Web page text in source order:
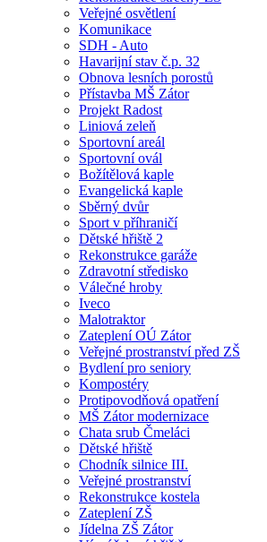
Veřejné osvětlení
Komunikace
SDH - Auto
Havarijní stav č.p. 32
Obnova lesních porostů
Přístavba MŠ Zátor
Projekt Radost
Liniová zeleň
Sportovní areál
Sportovní ovál
Božítělová kaple
Evangelická kaple
Sběrný dvůr
Sport v příhraničí
Dětské hřiště 2
Rekonstrukce garáže
Zdravotní středisko
Válečné hroby
Iveco
Malotraktor
Zateplení OÚ Zátor
Veřejné prostranství před ZŠ
Bydlení pro seniory
Kompostéry
Protipovodňová opatření
MŠ Zátor modernizace
Chata srub Čmeláci
Dětské hřiště
Chodník silnice III.
Veřejné prostranství
Rekonstrukce kostela
Zateplení ZŠ
Jídelna ZŠ Zátor